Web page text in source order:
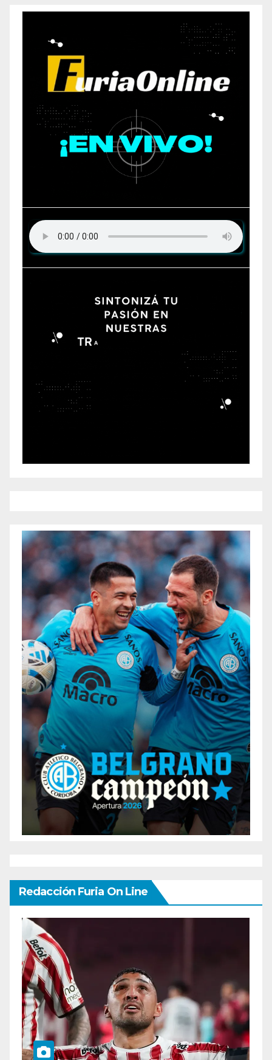
Redacción Furia On Line